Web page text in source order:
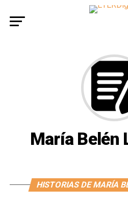
María Belén
HISTORIAS DE MARÍA